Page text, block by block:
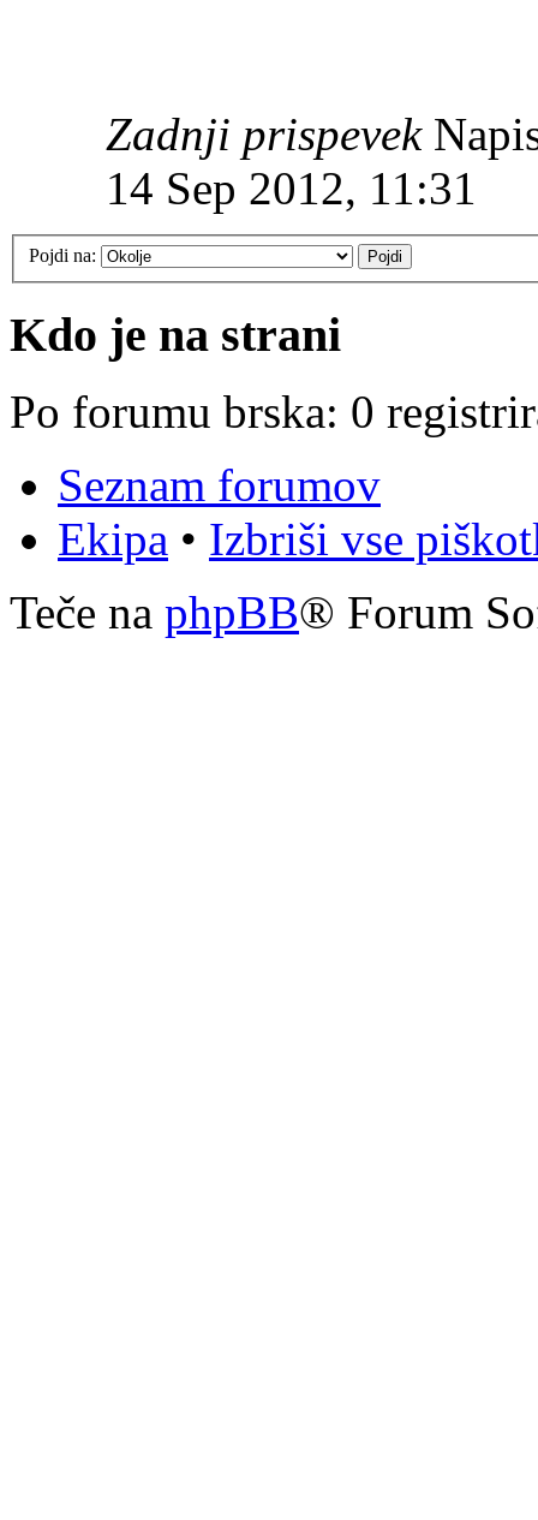
Zadnji prispevek
14 Sep 2012, 11:31
Pojdi na:
Kdo je na strani
Po forumu brska: 0
Seznam forumov
Ekipa • Izbriši vse
Teče na phpBB® Forum